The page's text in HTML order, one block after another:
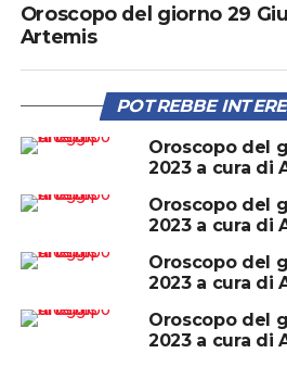
Oroscopo del giorno 29
Artemis
POTREBBE
Oroscopo del
2023 a cura di
Oroscopo del
2023 a cura di
Oroscopo del
2023 a cura di
Oroscopo del
2023 a cura di